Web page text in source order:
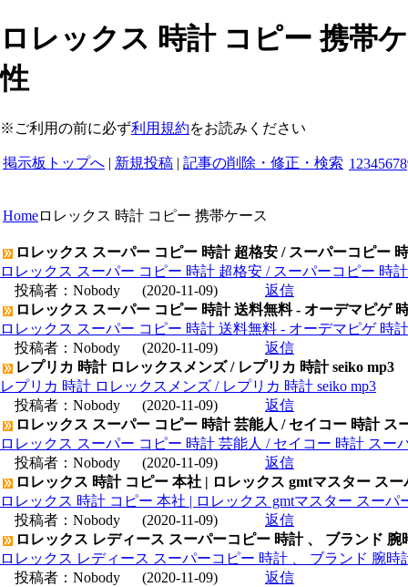
ロレックス 時計 コピー 携帯
性
※ご利用の前に必ず利用規約をお読みください
掲示板トップへ | 新規投稿 | 記事の削除・修正・検索 1 2345678
Homeロレックス 時計 コピー 携帯ケース
ロレックス スーパー コピー 時計 超格安 / スーパーコピー
ロレックス スーパー コピー 時計 超格安 / スーパーコピー 時
投稿者： Nobody (2020-11-09)
返信
ロレックス スーパー コピー 時計 送料無料 - オーデマピゲ
ロレックス スーパー コピー 時計 送料無料 - オーデマピゲ 時
投稿者： Nobody (2020-11-09)
返信
レプリカ 時計 ロレックスメンズ / レプリカ 時計 seiko mp3
レプリカ 時計 ロレックスメンズ / レプリカ 時計 seiko mp3
投稿者： Nobody (2020-11-09)
返信
ロレックス スーパー コピー 時計 芸能人 / セイコー 時計 ス
ロレックス スーパー コピー 時計 芸能人 / セイコー 時計 スー
投稿者： Nobody (2020-11-09)
返信
ロレックス 時計 コピー 本社 | ロレックス gmtマスター ス
ロレックス 時計 コピー 本社 | ロレックス gmtマスター スーパ
投稿者： Nobody (2020-11-09)
返信
ロレックス レディース スーパーコピー 時計 、 ブランド
ロレックス レディース スーパーコピー 時計 、 ブランド 腕時
投稿者： Nobody (2020-11-09)
返信